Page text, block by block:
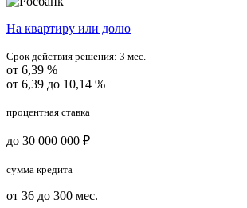
На квартиру или долю
Срок действия решения: 3 мес.
от 6,39 %
от 6,39 до 10,14 %
процентная ставка
до 30 000 000 ₽
сумма кредита
от 36 до 300 мес.